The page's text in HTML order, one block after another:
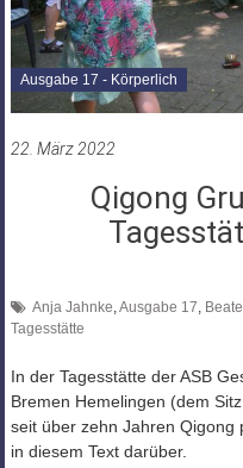
Ausgabe 17 - Körperlich
22. März 2022
Qigong
Anja Jahnke,Ausgabe 17,
Tagesstätte
In der Tagesstätte der ASB
Bremen Hemelingen (dem
seit über zehn Jahren Qigong
in diesem Text darüber.